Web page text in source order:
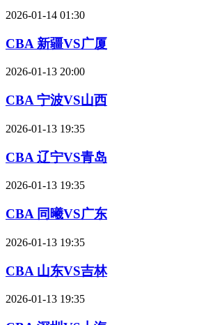
2026-01-14 01:30
CBA 新疆VS广厦
2026-01-13 20:00
CBA 宁波VS山西
2026-01-13 19:35
CBA 辽宁VS青岛
2026-01-13 19:35
CBA 同曦VS广东
2026-01-13 19:35
CBA 山东VS吉林
2026-01-13 19:35